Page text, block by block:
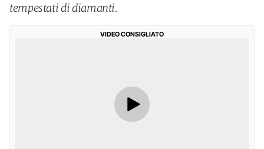
tempestati di diamanti.
VIDEO CONSIGLIATO